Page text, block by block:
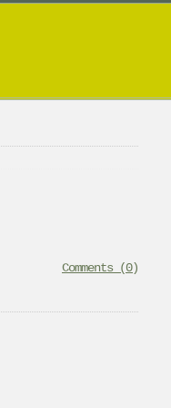
Comments (0)